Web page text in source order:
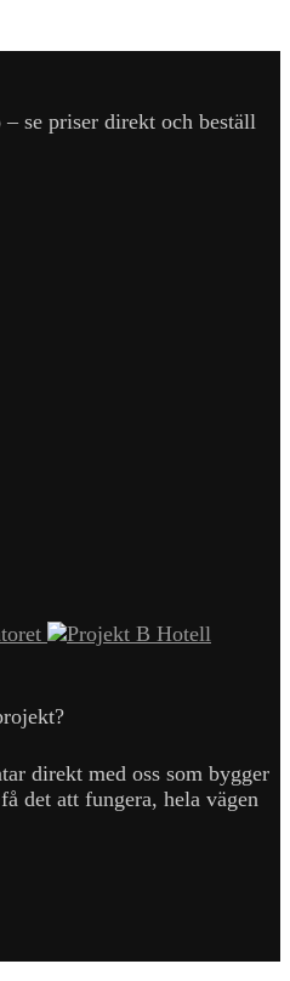
se priser direkt och beställ
Hotell
direkt med oss som bygger
det att fungera, hela vägen